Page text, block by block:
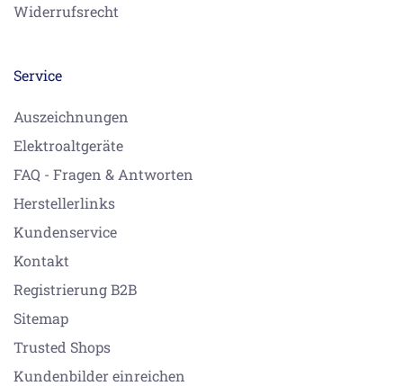
Widerrufsrecht
Service
Auszeichnungen
Elektroaltgeräte
FAQ - Fragen & Antworten
Herstellerlinks
Kundenservice
Kontakt
Registrierung B2B
Sitemap
Trusted Shops
Kundenbilder einreichen